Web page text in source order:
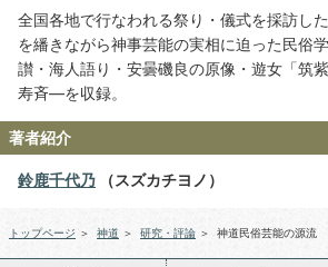
全国各地で行なわれる祭り・儀式を採訪し
を繙きながら神事芸能の実相に迫った民俗
讃・海人語り・安曇磯良の原像・遊女「筑
寿斉―を収録。
著者紹介
鈴鹿千代乃 （スズカチヨノ）
トップページ ＞ 神道 ＞ 研究・評論 ＞ 神道民俗芸能の源流